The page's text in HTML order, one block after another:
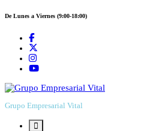
De Lunes a Viernes (9:00-18:00)
Grupo Empresarial Vital